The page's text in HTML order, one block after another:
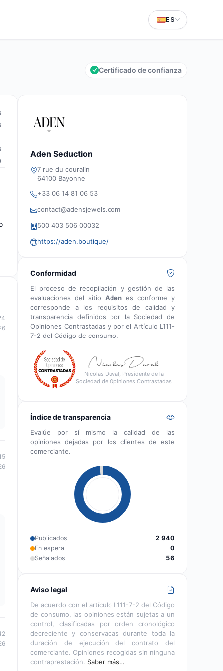
ES
Certificado de confianza
Aden Seduction
7 rue du couralin
64100 Bayonne
+33 06 14 81 06 53
contact@adensjewels.com
500 403 506 00032
https://aden.boutique/
Conformidad
El proceso de recopilación y gestión de las
evaluaciones del sitio Aden es conforme y
corresponde a los requisitos de calidad y
transparencia definidos por la Sociedad de
Opiniones Contrastadas y por el Artículo L111-
7-2 del Código de consumo.
Nicolas Duval, Presidente de la
Sociedad de Opiniones Contrastadas
Índice de transparencia
Evalúe por sí mismo la calidad de las
opiniones dejadas por los clientes de este
comerciante.
Publicados
2 940
En espera
0
Señalados
56
Aviso legal
De acuerdo con el artículo L111-7-2 del Código
de consumo, las opiniones están sujetas a un
control, clasificadas por orden cronológico
decreciente y conservadas durante toda la
duración de ejecución del contrato del
comerciante. Opiniones recogidas sin ninguna
contraprestación. Saber más…